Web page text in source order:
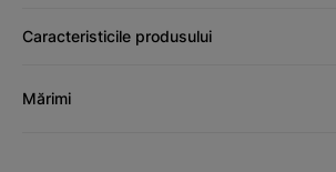
Caracteristicile produsului
Mărimi